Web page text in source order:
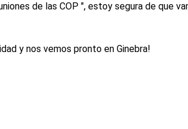
de las COP ", estoy segura de que
y nos vemos pronto en Ginebra!